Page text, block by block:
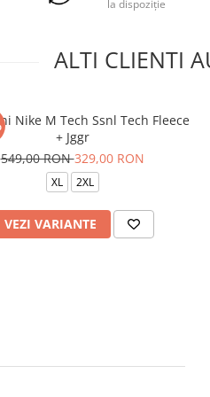
la dispoziție
ALTI CLIENTI
Nike M Tech Ssnl Tech Fleece
+ Jggr
549,00 RON329,00 RON
XL 2XL
VEZI VARIANTE